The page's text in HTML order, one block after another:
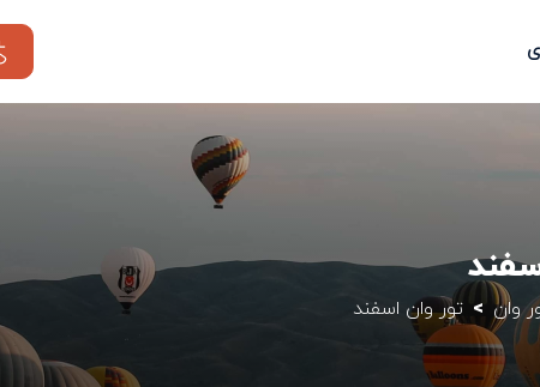
وان تور وان اسفند